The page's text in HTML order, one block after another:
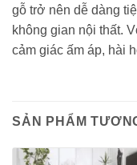
gỗ trở nên dễ dàng
không gian nội thất.
cảm giác ấm áp, hài
SẢN PHẨM